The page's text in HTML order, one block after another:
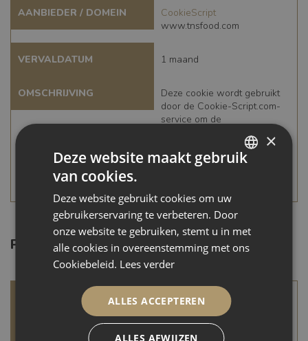
AANBIEDER / DOMEIN
CookieScript
www.tnsfood.com
VERVALDATUM 1 maand
OMSCHRIJVING
Deze cookie wordt gebruikt
door de Cookie-Script.com-
service om de
cookievoorkeuren van
bezoekers te onthouden. De
cookie-banner van Cookie-
Prestatie
_ga_FDB5R5Y7FX
AANBIEDER / DOMEIN .tnsfood.com
SPANISH
×
Deze website maakt gebruik
van cookies.
Deze website gebruikt cookies om uw
gebruikerservaring te verbeteren. Door
onze website te gebruiken, stemt u in met
alle cookies in overeenstemming met ons
Cookiebeleid. Lees verder
ALLES ACCEPTEREN
ALLES AFWIJZEN